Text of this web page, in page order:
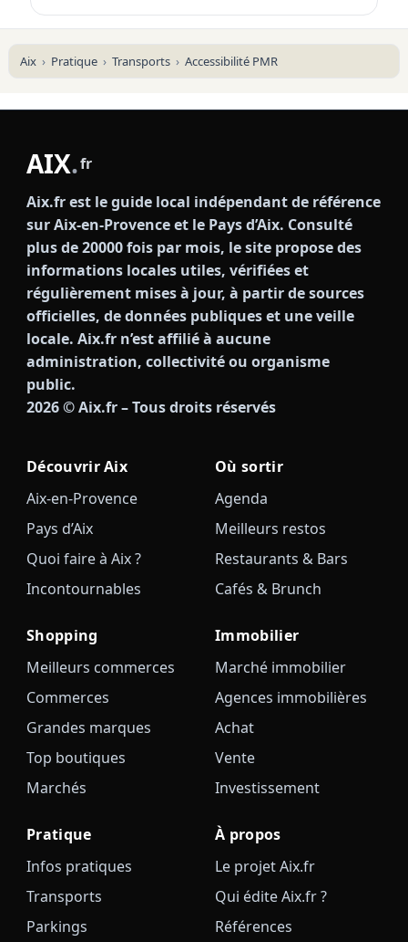
Aix Pratique Transports Accessibilité PMR
AIX.fr
Aix.fr est le guide local indépendant de référence
sur Aix-en-Provence et le Pays d’Aix. Consulté
plus de 20000 fois par mois, le site propose des
informations locales utiles, vérifiées et
régulièrement mises à jour, à partir de sources
officielles, de données publiques et une veille
locale. Aix.fr n’est affilié à aucune
administration, collectivité ou organisme
public.
2026© Aix.fr – Tous droits réservés
Découvrir Aix
Aix-en-Provence
Pays d’Aix
Quoi faire à Aix ?
Incontournables
Où sortir
Agenda
Meilleurs restos
Restaurants & Bars
Cafés & Brunch
Shopping
Meilleurs commerces
Commerces
Grandes marques
Top boutiques
Marchés
Immobilier
Marché immobilier
Agences immobilières
Achat
Vente
Investissement
Pratique
Infos pratiques
Transports
Parkings
À propos
Le projet Aix.fr
Qui édite Aix.fr ?
Références